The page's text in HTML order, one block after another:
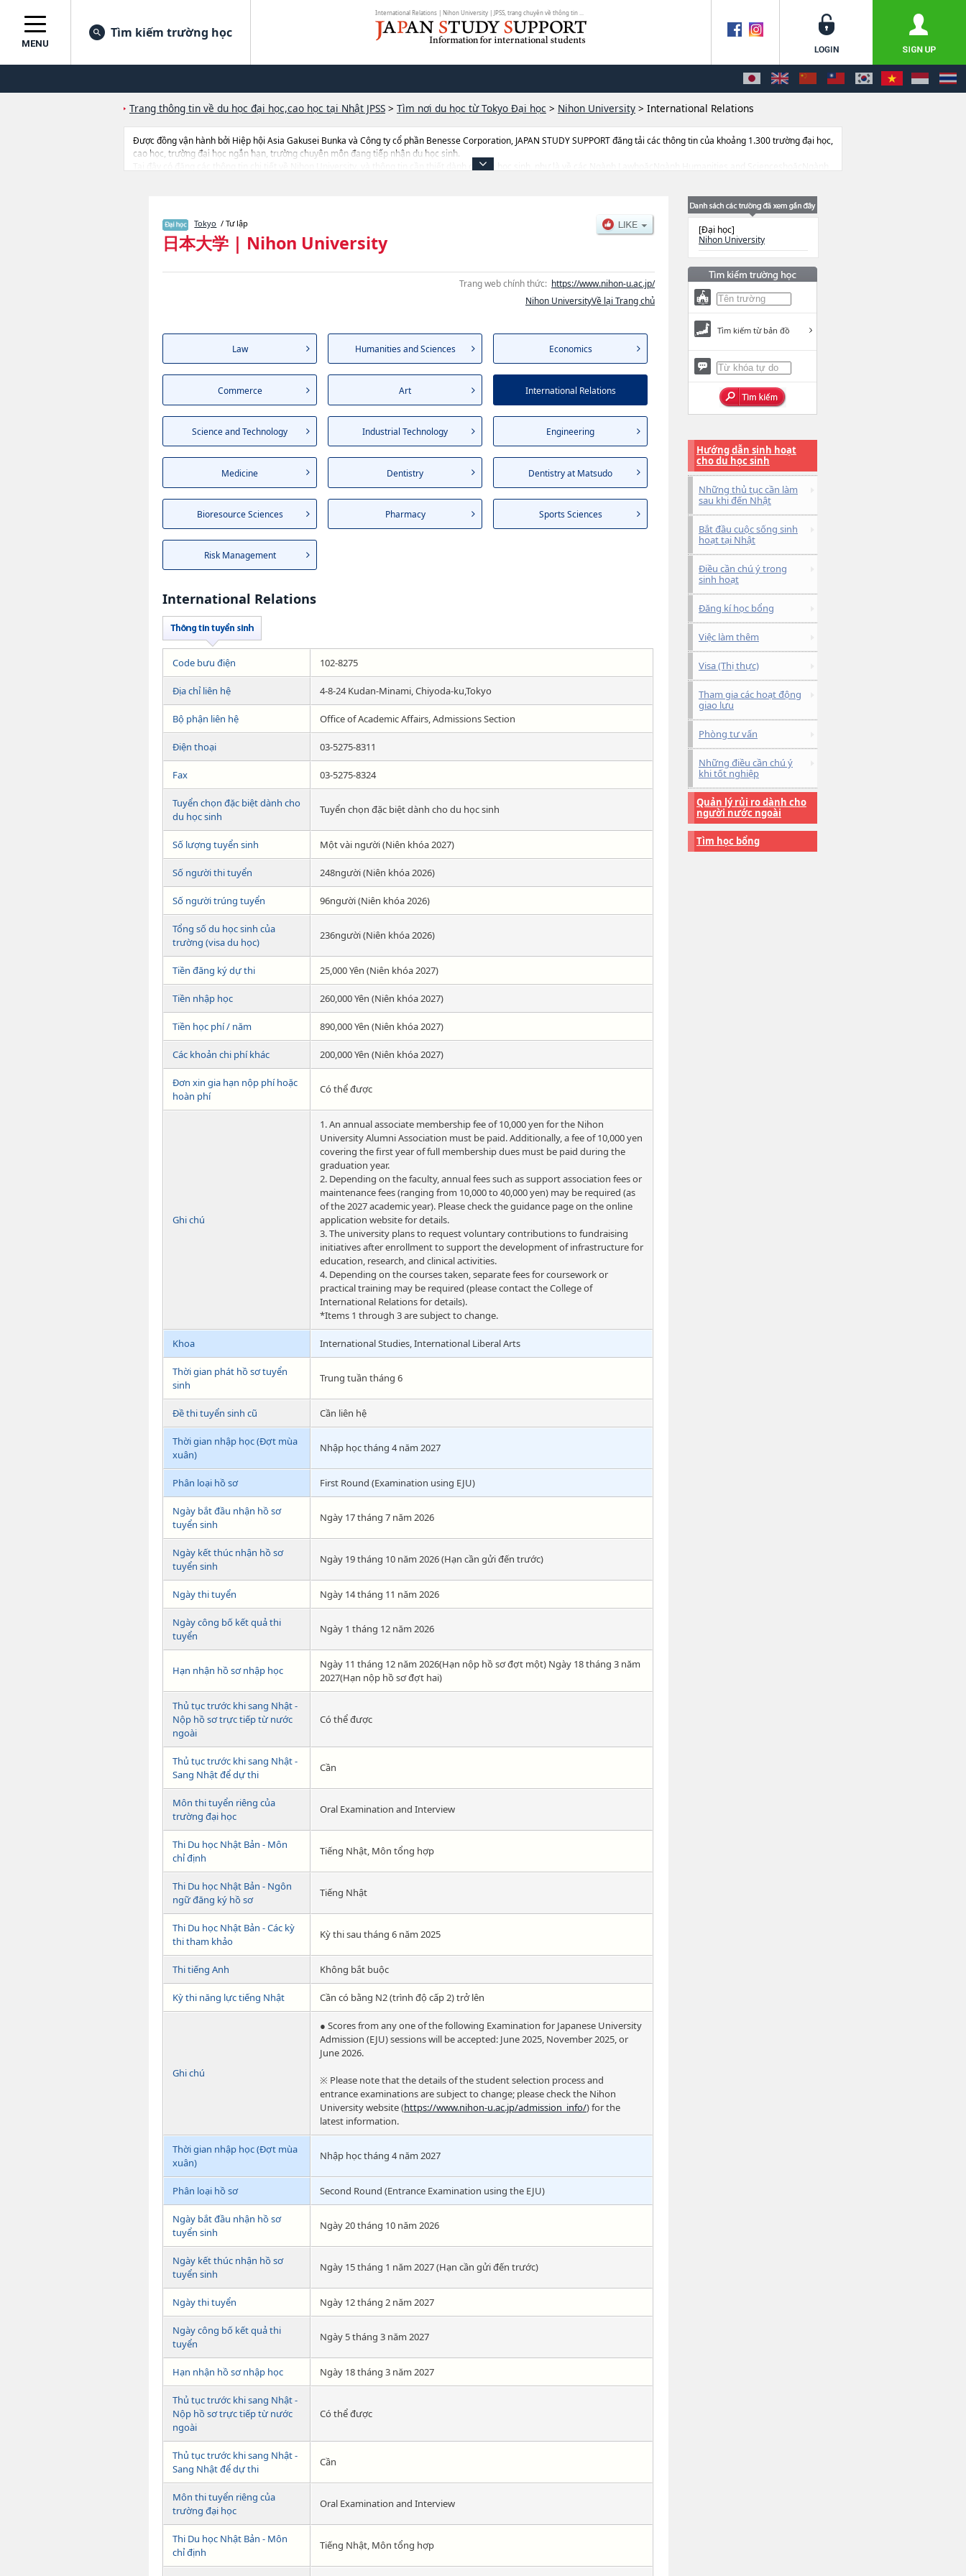
International Relations | Nihon University | JPSS, trang chuyên về thông tin ...
MENU
Tìm kiếm trường học
Trang thông tin về du học đại học,cao học tại Nhật JPSS > Tìm nơi du học từ Tokyo Đại học > Nihon University > International Relations
Được đồng vận hành bởi Hiệp hội Asia Gakusei Bunka và Công ty cổ phần Benesse Corporation, JAPAN STUDY SUPPORT đăng tải các thông tin của khoảng 1.300 trường đại học,
cao học, trường đại học ngắn hạn, trường chuyên môn đang tiếp nhận du học sinh.
Tại đây có đăng các thông tin chi tiết về Nihon University, và thông tin cần thiết dành cho du học sinh, như là về các Ngành LawhoặcNgành Humanities and ScienceshoặcNgành
ScienceshoặcNgành Risk Management, thông tin về từng ngành học, thông tin liên quan đến thi tuyển như số lượng tuyển sinh, số lượng trúng tuyển, cở sở trang thiết bị, hướng
dẫn địa điểm v.v...Tokyo / Tư lập
日本大学 | Nihon University
Trang web chính thức: https://www.nihon-u.ac.jp/
Nihon UniversityVề lại Trang chủ
Law Humanities and Sciences Economics
Commerce Art International Relations
Science and Technology Industrial Technology Engineering
Medicine Dentistry Dentistry at Matsudo
Bioresource Sciences Pharmacy Sports Sciences
Risk Management
International Relations
Code bưu điện 102-8275
Địa chỉ liên hệ 4-8-24 Kudan-Minami, Chiyoda-ku,Tokyo
Bộ phận liên hệ Office of Academic Affairs, Admissions Section
Điện thoại 03-5275-8311
Fax 03-5275-8324
Tuyển chọn đặc biệt dành cho
du học sinh
Tuyển chọn đặc biệt dành cho du học sinh
Số lượng tuyển sinh Một vài người (Niên khóa 2027)
Số người thi tuyển 248người (Niên khóa 2026)
Số người trúng tuyển 96người (Niên khóa 2026)
Tổng số du học sinh của
trường (visa du học)
236người (Niên khóa 2026)
Tiền đăng ký dự thi 25,000 Yên (Niên khóa 2027)
Tiền nhập học 260,000 Yên (Niên khóa 2027)
Tiền học phí / năm 890,000 Yên (Niên khóa 2027)
Các khoản chi phí khác 200,000 Yên (Niên khóa 2027)
Đơn xin gia hạn nộp phí hoặc
hoàn phí
Có thể được
Ghi chú
1. An annual associate membership fee of 10,000 yen for the Nihon
University Alumni Association must be paid. Additionally, a fee of 10,000 yen
covering the first year of full membership dues must be paid during the
graduation year.
2. Depending on the faculty, annual fees such as support association fees or
maintenance fees (ranging from 10,000 to 40,000 yen) may be required (as
of the 2027 academic year). Please check the guidance page on the online
application website for details.
3. The university plans to request voluntary contributions to fundraising
initiatives after enrollment to support the development of infrastructure for
education, research, and clinical activities.
4. Depending on the courses taken, separate fees for coursework or
practical training may be required (please contact the College of
International Relations for details).
*Items 1 through 3 are subject to change.
Khoa International Studies, International Liberal Arts
Thời gian phát hồ sơ tuyển
sinh
Trung tuần tháng 6
Đề thi tuyển sinh cũ Cần liên hệ
Thời gian nhập học (Đợt mùa
xuân)
Nhập học tháng 4 năm 2027
Phân loại hồ sơ First Round (Examination using EJU)
Ngày bắt đầu nhận hồ sơ
tuyển sinh
Ngày 17 tháng 7 năm 2026
Ngày kết thúc nhận hồ sơ
tuyển sinh
Ngày 19 tháng 10 năm 2026 (Hạn cần gửi đến trước)
Ngày thi tuyển Ngày 14 tháng 11 năm 2026
Ngày công bố kết quả thi
tuyển
Ngày 1 tháng 12 năm 2026
Hạn nhận hồ sơ nhập học
Ngày 11 tháng 12 năm 2026(Hạn nộp hồ sơ đợt một) Ngày 18 tháng 3 năm
2027(Hạn nộp hồ sơ đợt hai)
Thủ tục trước khi sang Nhật -
Nộp hồ sơ trực tiếp từ nước
ngoài
Có thể được
Thủ tục trước khi sang Nhật -
Sang Nhật để dự thi
Cần
Môn thi tuyển riêng của
trường đại học
Oral Examination and Interview
Thi Du học Nhật Bản - Môn
chỉ định
Tiếng Nhật, Môn tổng hợp
Thi Du học Nhật Bản - Ngôn
ngữ đăng ký hồ sơ
Tiếng Nhật
Thi Du học Nhật Bản - Các kỳ
thi tham khảo
Kỳ thi sau tháng 6 năm 2025
Thi tiếng Anh Không bắt buộc
Kỳ thi năng lực tiếng Nhật Cần có bằng N2 (trình độ cấp 2) trở lên
Ghi chú
● Scores from any one of the following Examination for Japanese University
Admission (EJU) sessions will be accepted: June 2025, November 2025, or
June 2026.
※ Please note that the details of the student selection process and
entrance examinations are subject to change; please check the Nihon
University website (https://www.nihon-u.ac.jp/admission_info/) for the
latest information.
Thời gian nhập học (Đợt mùa
xuân)
Nhập học tháng 4 năm 2027
Phân loại hồ sơ Second Round (Entrance Examination using the EJU)
Ngày bắt đầu nhận hồ sơ
tuyển sinh
Ngày 20 tháng 10 năm 2026
Ngày kết thúc nhận hồ sơ
tuyển sinh
Ngày 15 tháng 1 năm 2027 (Hạn cần gửi đến trước)
Ngày thi tuyển Ngày 12 tháng 2 năm 2027
Ngày công bố kết quả thi
tuyển
Ngày 5 tháng 3 năm 2027
Hạn nhận hồ sơ nhập học Ngày 18 tháng 3 năm 2027
Thủ tục trước khi sang Nhật -
Nộp hồ sơ trực tiếp từ nước
ngoài
Có thể được
Thủ tục trước khi sang Nhật -
Sang Nhật để dự thi
Cần
Môn thi tuyển riêng của
trường đại học
Oral Examination and Interview
Thi Du học Nhật Bản - Môn
chỉ định
Tiếng Nhật, Môn tổng hợp
[Đại học]
Nihon University
Tìm kiếm từ bản đồ
Hướng dẫn sinh hoạt
cho du học sinh
Những thủ tục cần làm
sau khi đến Nhật
Bắt đầu cuộc sống sinh
hoạt tại Nhật
Điều cần chú ý trong
sinh hoạt
Đăng kí học bổng
Việc làm thêm
Visa (Thị thực)
Tham gia các hoạt động
giao lưu
Phòng tư vấn
Những điều cần chú ý
khi tốt nghiệp
Quản lý rủi ro dành cho
người nước ngoài
Tìm học bổng